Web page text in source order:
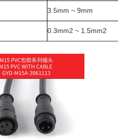
3.5mm ~ 9mm
0.3mm2 ~ 1.5mm2